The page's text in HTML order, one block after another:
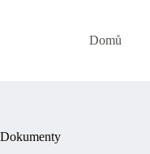
Domů
Dokumenty